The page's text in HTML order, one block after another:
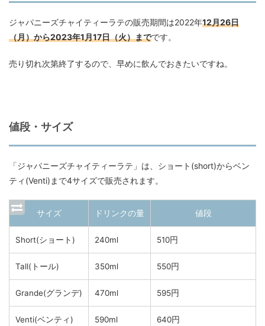
ジャパニーズチャイティーラテの販売期間は2022年12月26日
（月）から2023年1月17日（火）までです。
売り切れ次第終了するので、早めに飲んでおきたいですね。
値段・サイズ
「ジャパニーズチャイティーラテ」は、ショート(short)からベン
ティ(Venti)まで4サイズで販売されます。
サイズ ドリンクの量 値段
Short(ショート) 240ml 510円
Tall(トール) 350ml 550円
Grande(グランデ) 470ml 595円
Venti(ベンティ) 590ml 640円